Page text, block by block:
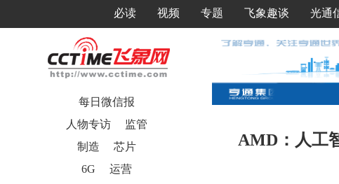
必读 视频 专题 飞象趣谈 光通
每日微信报
人物专访
监管
制造
芯片
6G
运营
AMD：人工